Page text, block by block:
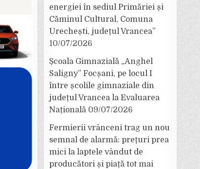
energiei în sediul Primăriei și
Căminul Cultural, Comuna
Urechești, județul Vrancea”
10/07/2026
Școala Gimnazială „Anghel
Saligny” Focșani, pe locul I
între școlile gimnaziale din
județul Vrancea la Evaluarea
Națională 09/07/2026
Fermierii vrânceni trag un nou
semnal de alarmă: prețuri prea
mici la laptele vândut de
producători și piață tot mai